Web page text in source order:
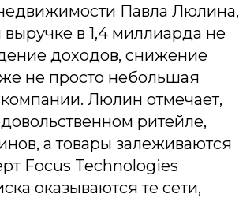
Павла Люлина,
в 1,4 миллиарда не
доходов, снижение
не просто небольшая
Люлин отмечает,
ритейле,
а товары залеживаются
Focus Technologies
оказываются те сети,